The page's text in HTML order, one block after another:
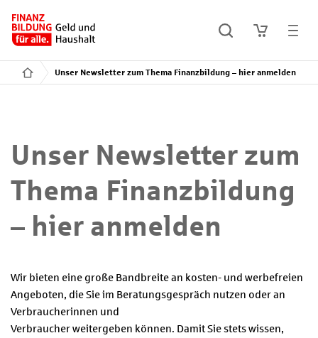
Unser Newsletter zum Thema Finanzbildung – hier anmelden
Unser Newsletter zum
Thema Finanzbildung
– hier anmelden
Wir bieten eine große Bandbreite an kosten- und werbefreien
Angeboten, die Sie im Beratungsgespräch nutzen oder an
Verbraucherinnen und
Verbraucher weitergeben können. Damit Sie stets wissen,